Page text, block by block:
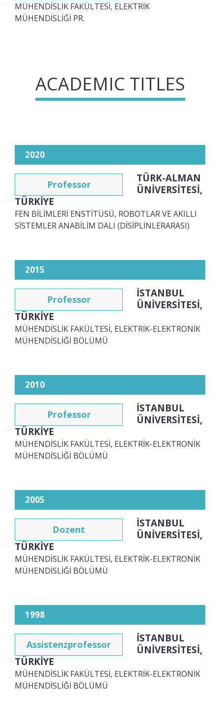
MÜHENDİSLİK FAKÜLTESİ, ELEKTRİK
MÜHENDİSLİĞİ PR.
ACADEMIC TITLES
2020
Professor
TÜRK-ALMAN
ÜNİVERSİTESİ,
TÜRKİYE
FEN BİLİMLERİ ENSTİTÜSÜ, ROBOTLAR VE AKILLI
SİSTEMLER ANABİLİM DALI (DİSİPLİNLERARASI)
2015
Professor
İSTANBUL
ÜNİVERSİTESİ,
TÜRKİYE
MÜHENDİSLİK FAKÜLTESİ, ELEKTRİK-ELEKTRONİK
MÜHENDİSLİĞİ BÖLÜMÜ
2010
Professor
İSTANBUL
ÜNİVERSİTESİ,
TÜRKİYE
MÜHENDİSLİK FAKÜLTESİ, ELEKTRİK-ELEKTRONİK
MÜHENDİSLİĞİ BÖLÜMÜ
2005
Dozent
İSTANBUL
ÜNİVERSİTESİ,
TÜRKİYE
MÜHENDİSLİK FAKÜLTESİ, ELEKTRİK-ELEKTRONİK
MÜHENDİSLİĞİ BÖLÜMÜ
1998
Assistenzprofessor
İSTANBUL
ÜNİVERSİTESİ,
TÜRKİYE
MÜHENDİSLİK FAKÜLTESİ, ELEKTRİK-ELEKTRONİK
MÜHENDİSLİĞİ BÖLÜMÜ